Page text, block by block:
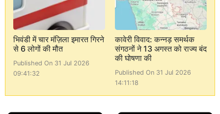
भिवंडी में चार मंज़िला इमारत गिरने
से 6 लोगों की मौत
Published On 31 Jul 2026
09:41:32
कावेरी विवाद: कन्नड़ समर्थक
संगठनों ने 13 अगस्त को राज्य बंद
की घोषणा की
Published On 31 Jul 2026
14:11:18